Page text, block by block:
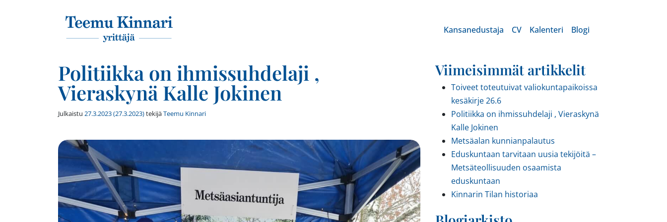
Päävalikko Kansanedustaja CV Kalenteri Blogi
Politiikka on ihmissuhdelaji ,
Vieraskynä Kalle Jokinen
Julkaistu 27.3.2023(27.3.2023)tekijäTeemu Kinnari
Viimeisimmät artikkelit
Toiveet toteutuivat valiokuntapaikoissa
kesäkirje 26.6
Politiikka on ihmissuhdelaji , Vieraskynä
Kalle Jokinen
Metsäalan kunnianpalautus
Eduskuntaan tarvitaan uusia tekijöitä –
Metsäteollisuuden osaamista
eduskuntaan
Kinnarin Tilan historiaa